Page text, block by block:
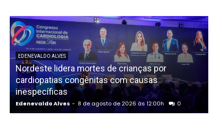
EDENEVALDO ALVES
Nordeste lidera mortes de crianças por
cardiopatias congênitas com causas
inespecíficas
Edenevaldo Alves - 8 de agosto de 2026 às 12:00h 0